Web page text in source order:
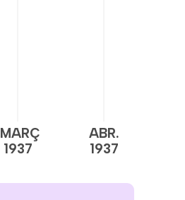
MARÇ
1937
ABR.
1937